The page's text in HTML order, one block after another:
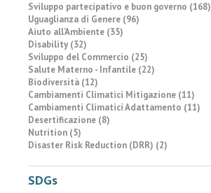
Sviluppo partecipativo e buon governo (168)
Uguaglianza di Genere (96)
Aiuto all’Ambiente (35)
Disability (32)
Sviluppo del Commercio (25)
Salute Materno - Infantile (22)
Biodiversità (12)
Cambiamenti Climatici Mitigazione (11)
Cambiamenti Climatici Adattamento (11)
Desertificazione (8)
Nutrition (5)
Disaster Risk Reduction (DRR) (2)
SDGs